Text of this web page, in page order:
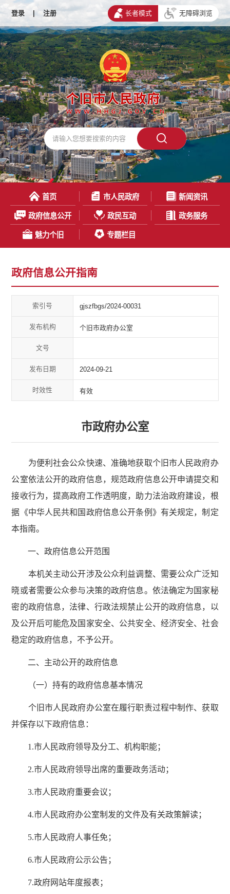
登录 | 注册 长者模式 无障碍浏览
首页 市人民政府 新闻资讯
政府信息公开 政民互动 政务服务
魅力个旧 专题栏目
政府信息公开指南
索引号 gjszfbgs/2024-00031
发布机构 个旧市政府办公室
文号
发布日期 2024-09-21
时效性 有效
市政府办公室
为便利社会公众快速、准确地获取个旧市人民政府办
公室依法公开的政府信息，规范政府信息公开申请提交和
接收行为，提高政府工作透明度，助力法治政府建设，根
据《中华人民共和国政府信息公开条例》有关规定，制定
本指南。
一、政府信息公开范围
本机关主动公开涉及公众利益调整、需要公众广泛知
晓或者需要公众参与决策的政府信息。依法确定为国家秘
密的政府信息，法律、行政法规禁止公开的政府信息，以
及公开后可能危及国家安全、公共安全、经济安全、社会
稳定的政府信息，不予公开。
二、主动公开的政府信息
（一）持有的政府信息基本情况
个旧市人民政府办公室在履行职责过程中制作、获取
并保存以下政府信息：
1.市人民政府领导及分工、机构职能；
2.市人民政府领导出席的重要政务活动；
3.市人民政府重要会议；
4.市人民政府办公室制发的文件及有关政策解读；
5.市人民政府人事任免；
6.市人民政府公示公告；
7.政府网站年度报表；